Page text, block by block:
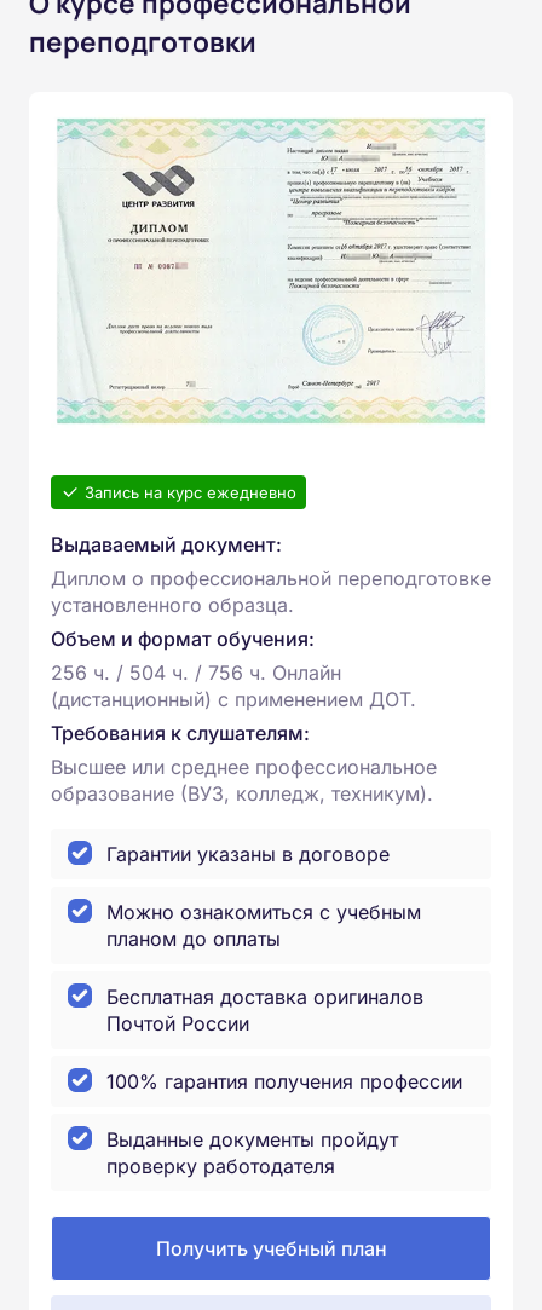
переподготовки
Запись на курс ежедневно
Выдаваемый документ:
Диплом о профессиональной переподготовке
установленного образца.
Объем и формат обучения:
256 ч. / 504 ч. / 756 ч. Онлайн
(дистанционный) с применением ДОТ.
Требования к слушателям:
Высшее или среднее профессиональное
образование (ВУЗ, колледж, техникум).
Гарантии указаны в договоре
Можно ознакомиться с учебным
планом до оплаты
Бесплатная доставка оригиналов
Почтой России
100% гарантия получения профессии
Выданные документы пройдут
проверку работодателя
Получить учебный план